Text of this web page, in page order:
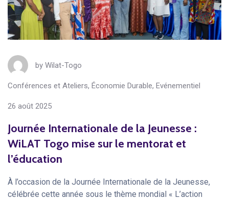
by Wilat-Togo
Conférences et Ateliers, Économie Durable, Evénementiel
26 août 2025
Journée Internationale de la Jeunesse :
WiLAT Togo mise sur le mentorat et
l’éducation
À l’occasion de la Journée Internationale de la Jeunesse,
célébrée cette année sous le thème mondial « L’action